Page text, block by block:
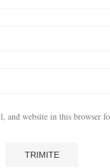
and website in this browser